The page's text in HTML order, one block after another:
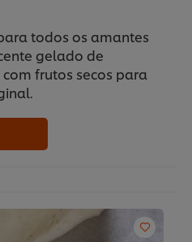
todos os amantes
gelado de
frutos secos para